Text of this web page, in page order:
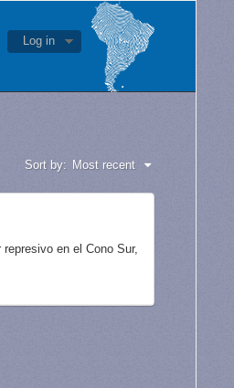
Log in
Sort by: Most recent
en el Cono Sur,